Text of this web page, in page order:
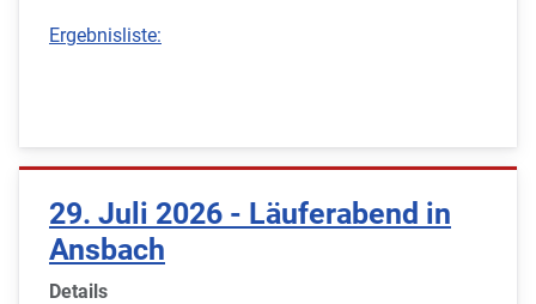
Ergebnisliste:
29. Juli 2026 - Läuferabend in
Ansbach
Details